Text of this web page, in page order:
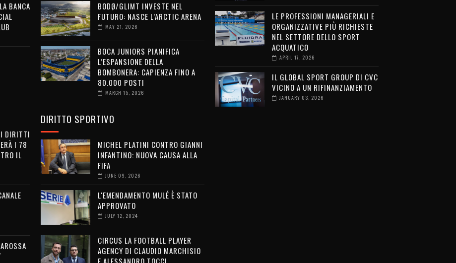
BANCA
I DIRITTI
I 78
IL
BODØ/GLIMT INVESTE NEL
FUTURO: NASCE L’ARCTIC ARENA
MAY 21, 2026
BOCA JUNIORS PIANIFICA
L’ESPANSIONE DELLA
BOMBONERA: CAPIENZA FINO A
80.000 POSTI
MARCH 15, 2026
DIRITTO SPORTIVO
MICHEL PLATINI CONTRO GIANNI
INFANTINO: NUOVA CAUSA ALLA
FIFA
JUNE 09, 2026
L'EMENDAMENTO MULÉ È STATO
APPROVATO
JULY 12, 2024
CIRCUS LA FOOTBALL PLAYER
AGENCY DI CLAUDIO MARCHISIO
LE PROFESSIONI MANAGERIALI E
ORGANIZZATIVE PIÙ RICHIESTE
NEL SETTORE DELLO SPORT
ACQUATICO
APRIL 17, 2026
IL GLOBAL SPORT GROUP DI CVC
VICINO A UN RIFINANZIAMENTO
JANUARY 03, 2026